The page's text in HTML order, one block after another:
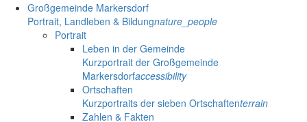
Großgemeinde Markersdorf
Portrait, Landleben & Bildungnature_people
Portrait
Leben in der Gemeinde
Kurzportrait der Großgemeinde
Markersdorfaccessibility
Ortschaften
Kurzportraits der sieben Ortschaftenterrain
Zahlen & Fakten